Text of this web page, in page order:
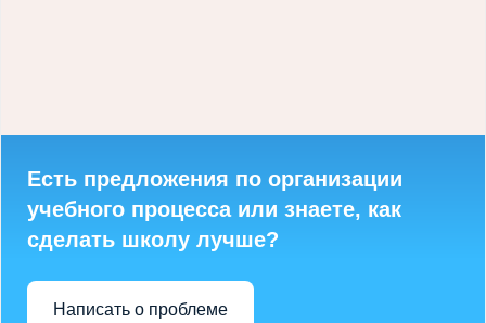
Есть предложения по организации
учебного процесса или знаете, как
сделать школу лучше?
Написать о проблеме